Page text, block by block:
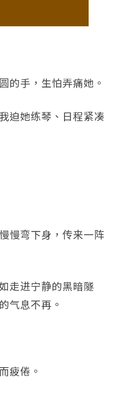
的手，生怕弄痛她。
迫她练琴、日程紧凑
慢弯下身，传来一阵
走进宁静的黑暗隧
气息不再。
疲倦。